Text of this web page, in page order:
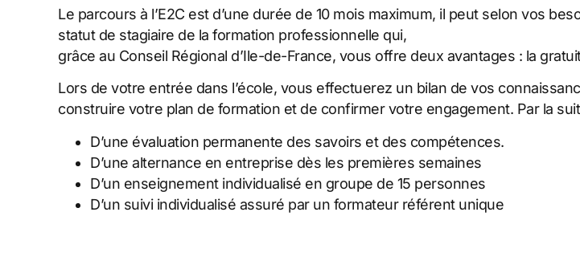
Le parcours à l’E2C est d’une durée de 10 mois maximum, il peut selon vos
statut de stagiaire de la formation professionnelle qui,
grâce au Conseil Régional d’Ile-de-France, vous offre deux avantages : la
Lors de votre entrée dans l’école, vous effectuerez un bilan de vos
construire votre plan de formation et de confirmer votre engagement. Par la
D’une évaluation permanente des savoirs et des compétences.
D’une alternance en entreprise dès les premières semaines
D’un enseignement individualisé en groupe de 15 personnes
D’un suivi individualisé assuré par un formateur référent unique